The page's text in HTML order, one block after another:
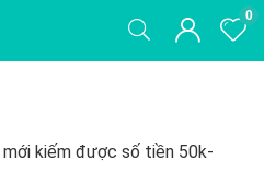
0
kiếm được số tiền 50k-